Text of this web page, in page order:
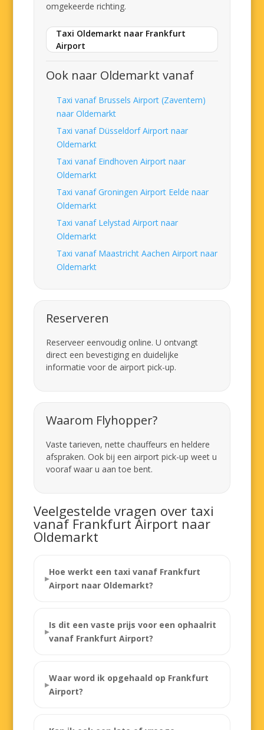
omgekeerde richting.
Taxi Oldemarkt naar Frankfurt
Airport
Ook naar Oldemarkt vanaf
Taxi vanaf Brussels Airport (Zaventem)
naar Oldemarkt
Taxi vanaf Düsseldorf Airport naar
Oldemarkt
Taxi vanaf Eindhoven Airport naar
Oldemarkt
Taxi vanaf Groningen Airport Eelde naar
Oldemarkt
Taxi vanaf Lelystad Airport naar
Oldemarkt
Taxi vanaf Maastricht Aachen Airport naar
Oldemarkt
Reserveren
Reserveer eenvoudig online. U ontvangt
direct een bevestiging en duidelijke
informatie voor de airport pick-up.
Waarom Flyhopper?
Vaste tarieven, nette chauffeurs en heldere
afspraken. Ook bij een airport pick-up weet u
vooraf waar u aan toe bent.
Veelgestelde vragen over taxi
vanaf Frankfurt Airport naar
Oldemarkt
Hoe werkt een taxi vanaf Frankfurt
Airport naar Oldemarkt?
Is dit een vaste prijs voor een ophaalrit
vanaf Frankfurt Airport?
Waar word ik opgehaald op Frankfurt
Airport?